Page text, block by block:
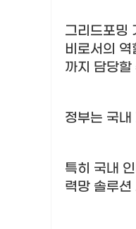
그리드포밍
비로서의
까지 담당
정부는 국
특히 국내
력망 솔루